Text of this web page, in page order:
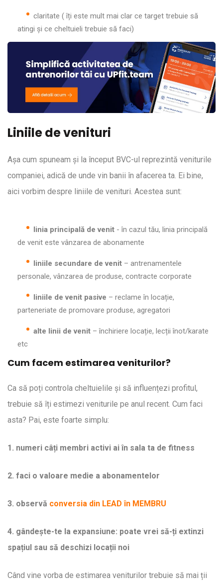
claritate ( îți este mult mai clar ce target trebuie să
atingi și ce cheltuieli trebuie să faci)
Liniile de venituri
Așa cum spuneam și la început BVC-ul reprezintă veniturile
companiei, adică de unde vin banii în afacerea ta. Ei bine,
aici vorbim despre liniile de venituri. Acestea sunt:
linia principală de venit - în cazul tău, linia principală
de venit este vânzarea de abonamente
liniile secundare de venit – antrenamentele
personale, vânzarea de produse, contracte corporate
liniile de venit pasive – reclame în locație,
parteneriate de promovare produse, agregatori
alte linii de venit – închiriere locație, lecții înot/karate
etc
Cum facem estimarea veniturilor?
Ca să poți controla cheltuielile și să influențezi profitul,
trebuie să îți estimezi veniturile pe anul recent. Cum faci
asta? Pai, este foarte simplu:
1. numeri câți membri activi ai în sala ta de fitness
2. faci o valoare medie a abonamentelor
3. observă conversia din LEAD în MEMBRU
4. gândește-te la expansiune: poate vrei să-ți extinzi
spațiul sau să deschizi locații noi
Când vine vorba de estimarea veniturilor trebuie să mai ții